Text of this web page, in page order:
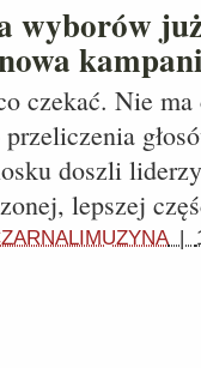
wyborów
czekać. Nie
doszli
lepszej
|